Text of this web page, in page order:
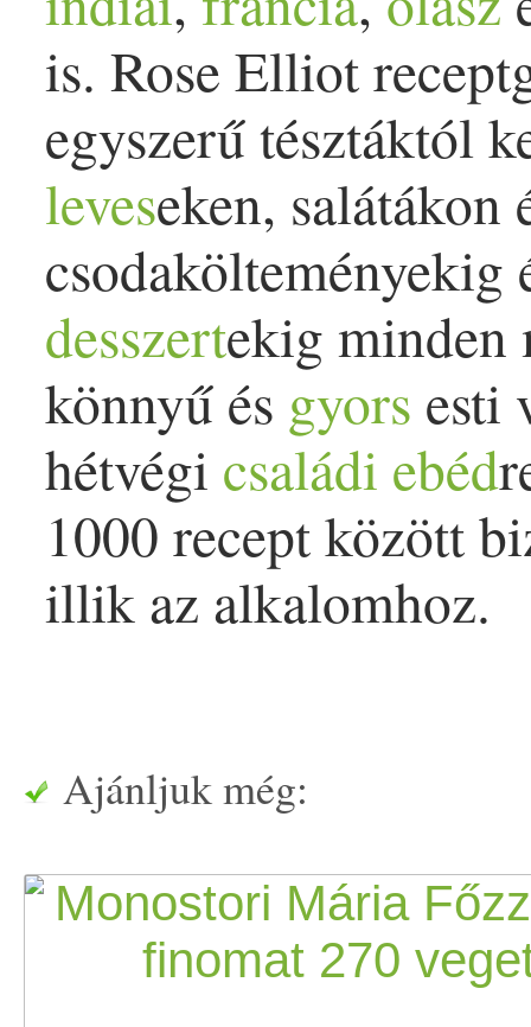
is. Rose Elliot
egyszerű tésztáktól
leveseken, salátákon
csodakölteményekig
desszertekig minden
könnyű és gyors esti
hétvégi családi ebéd
1000 recept között
illik az alkalomhoz.
Ajánljuk még: